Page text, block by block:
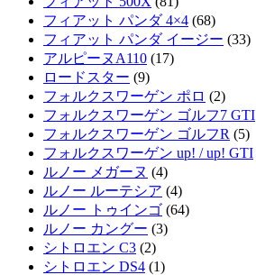
フィアット パンダ 4×4 (68)
フィアット パンダ イージー (33)
アルピーヌA110 (17)
ロードスター (9)
フォルクスワーゲン ポロ (2)
フォルクスワーゲン ゴルフ7 GTI
フォルクスワーゲン ゴルフR (5)
フォルクスワーゲン up! / up! GTI
ルノー メガーヌ (4)
ルノー ルーテシア (4)
ルノー トゥインゴ (64)
ルノー カングー (3)
シトロエン C3 (2)
シトロエン DS4 (1)